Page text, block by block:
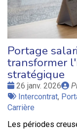
Portage
transformer
stratégique
Date
:
26 janv. 2026
Tags
:
Intercontrat,
Carrière
Les périodes